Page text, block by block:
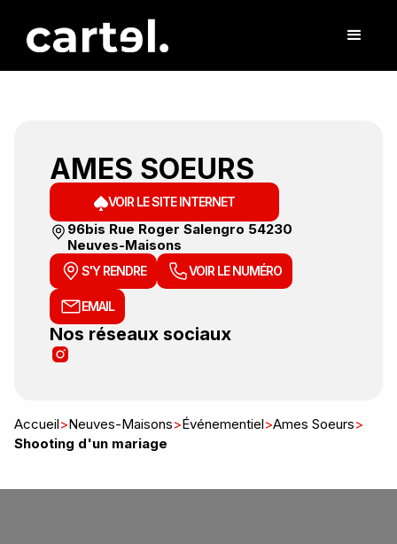
AMES SOEURS
VOIR LE SITE INTERNET
96bis Rue Roger Salengro 54230
Neuves-Maisons
S'Y RENDRE VOIR LE NUMÉRO
EMAIL
Nos réseaux sociaux
Accueil>Neuves-Maisons>Événementiel>Ames Soeurs>
Shooting d'un mariage